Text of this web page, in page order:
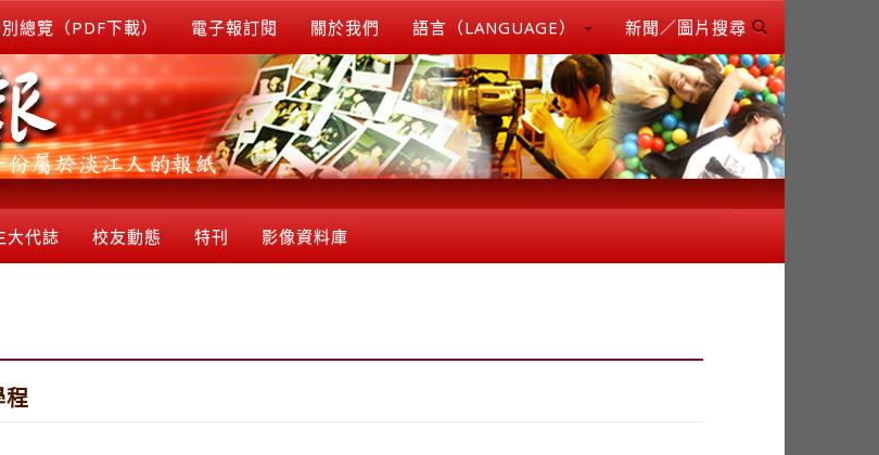
總覽（PDF下載） 電子報訂閱 關於我們 語言（LANGUAGE） 新聞／圖片搜尋
大代誌 校友動態 特刊 影像資料庫
程